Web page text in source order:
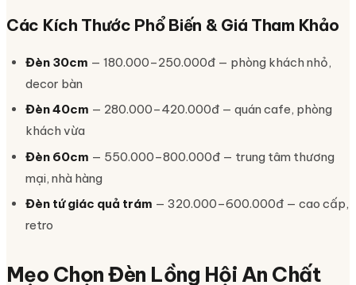
Các Kích Thước Phổ Biến & Giá Tham Khảo
Đèn 30cm — 180.000–250.000đ — phòng khách nhỏ,
decor bàn
Đèn 40cm — 280.000–420.000đ — quán cafe, phòng
khách vừa
Đèn 60cm — 550.000–800.000đ — trung tâm thương
mại, nhà hàng
Đèn tứ giác quả trám — 320.000–600.000đ — cao cấp,
retro
Mẹo Chọn Đèn Lồng Hội An Chất